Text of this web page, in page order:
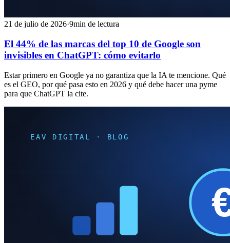
21 de julio de 2026·9min de lectura
El 44% de las marcas del top 10 de Google son
invisibles en ChatGPT: cómo evitarlo
Estar primero en Google ya no garantiza que la IA te mencione. Qué
es el GEO, por qué pasa esto en 2026 y qué debe hacer una pyme
para que ChatGPT la cite.